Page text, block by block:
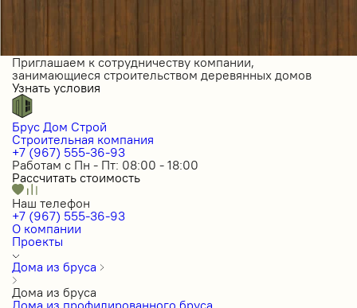
Приглашаем к сотрудничеству компании,
занимающиеся строительством деревянных домов
Узнать условия
Брус Дом Строй
Строительная компания
+7 (967) 555-36-93
Работам с Пн - Пт: 08:00 - 18:00
Рассчитать стоимость
Наш телефон
+7 (967) 555-36-93
О компании
Проекты
Дома из бруса
Дома из бруса
Дома из профилированного бруса